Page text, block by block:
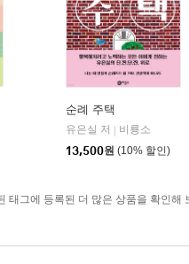
순례 주택
유은실 저
비룡소
13,500원 (10% 할인)
태그에 등록된 더 많은 상품을 확인해